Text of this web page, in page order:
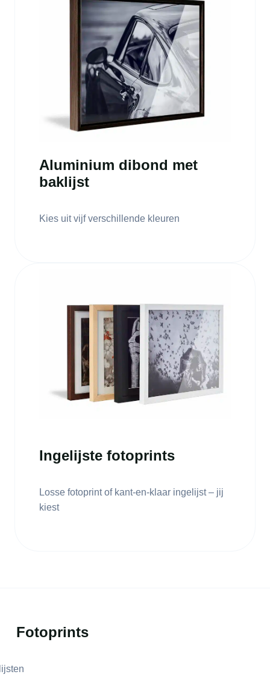
Aluminium dibond met
baklijst
Kies uit vijf verschillende kleuren
Ingelijste fotoprints
Losse fotoprint of kant-en-klaar ingelijst – jij
kiest
Fotoprints